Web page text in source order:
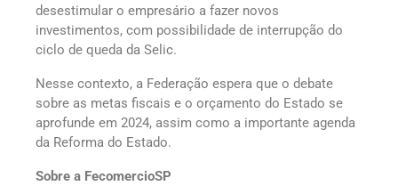
desestimular o empresário a fazer novos
investimentos, com possibilidade de interrupção do
ciclo de queda da Selic.
Nesse contexto, a Federação espera que o debate
sobre as metas fiscais e o orçamento do Estado se
aprofunde em 2024, assim como a importante agenda
da Reforma do Estado.
Sobre a FecomercioSP